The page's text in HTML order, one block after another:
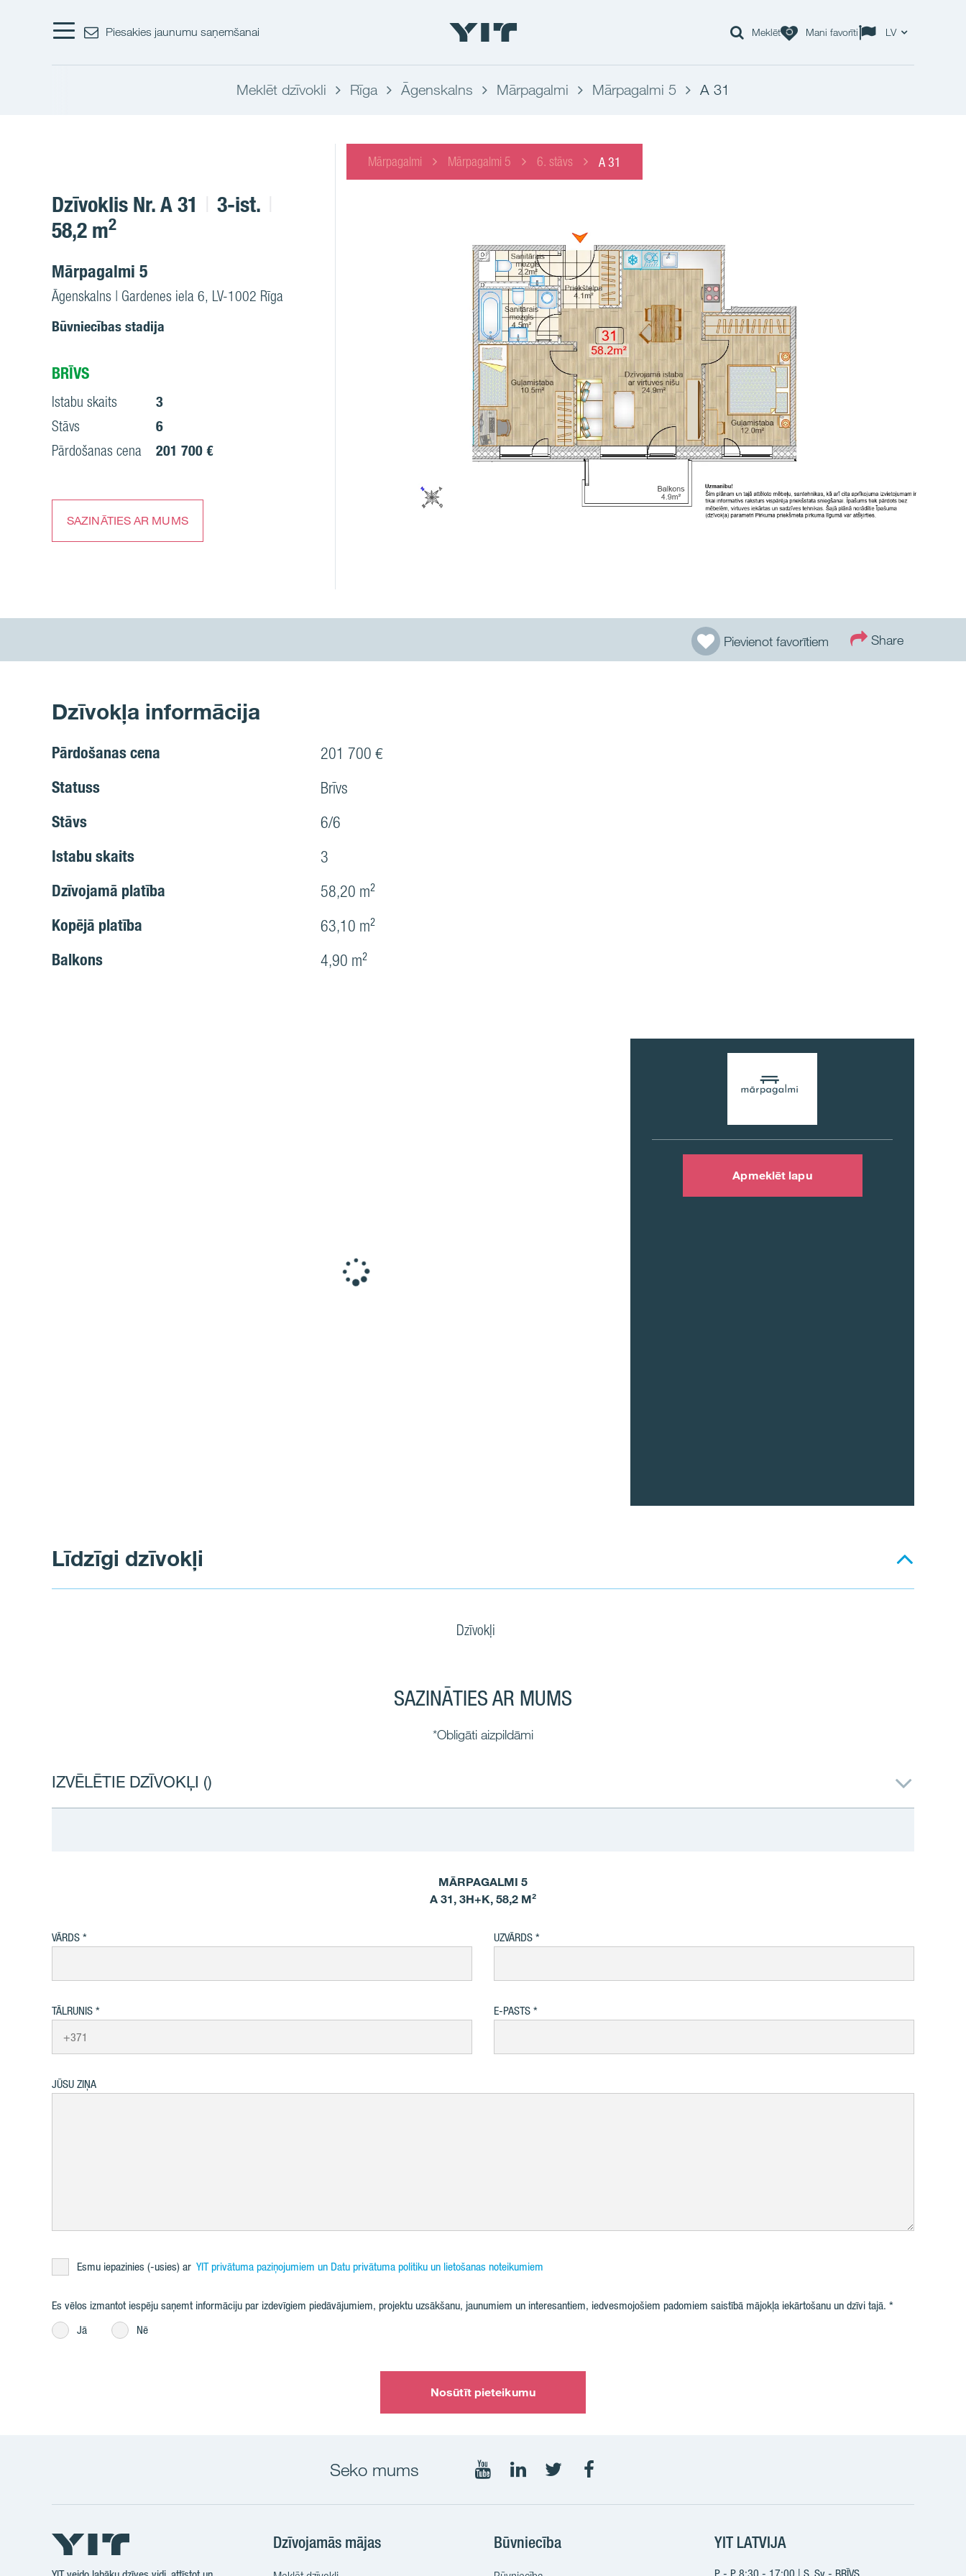
Piesakies jaunumu saņemšanai Meklēt Mani favorīti LV
Meklēt dzīvokli Rīga Āgenskalns Mārpagalmi Mārpagalmi 5 A 31
Mārpagalmi Mārpagalmi 5 6. stāvs A 31
Dzīvoklis Nr. A 31
3-ist.
58,2 m2
Mārpagalmi 5
Āgenskalns | Gardenes iela 6, LV-1002 Rīga
Būvniecības stadija
BRĪVS
Istabu skaits
3
Stāvs
6
Pārdošanas cena
201 700 €
SAZINĀTIES AR MUMS
Pievienot favorītiem Share
Dzīvokļa informācija
Pārdošanas cena 201 700 €
Statuss Brīvs
Stāvs 6/6
Istabu skaits 3
Dzīvojamā platība 58,20 m²
Kopējā platība 63,10 m²
Balkons 4,90 m²
Apmeklēt lapu
Līdzīgi dzīvokļi
Dzīvokļi
SAZINĀTIES AR MUMS
*Obligāti aizpildāmi
IZVĒLĒTIE DZĪVOKĻI ()
MĀRPAGALMI 5
A 31, 3H+K, 58,2 M²
VĀRDS UZVĀRDS
TĀLRUNIS E-PASTS
JŪSU ZIŅA
Esmu iepazinies (-usies) ar YIT privātuma paziņojumiem un Datu privātuma politiku un lietošanas noteikumiem
Es vēlos izmantot iespēju saņemt informāciju par izdevīgiem piedāvājumiem, projektu uzsākšanu, jaunumiem un interesantiem, iedvesmojošiem padomiem saistībā mājokļa iekārtošanu un dzīvi tajā.
Jā
Nē
Nosūtīt pieteikumu
Seko mums
YouTube
LinkedInTwtitter
Dzīvojamās mājas Būvniecība YIT LATVIJA